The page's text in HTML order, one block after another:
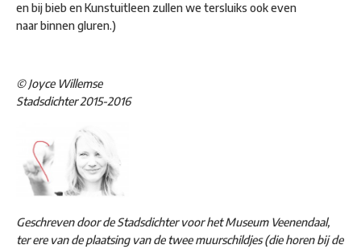
en bij bieb en Kunstuitleen zullen we tersluiks ook even
naar binnen gluren.)
© Joyce Willemse
Stadsdichter 2015-2016
Geschreven door de Stadsdichter voor het Museum Veenendaal,
ter ere van de plaatsing van de twee muurschildjes (die horen bij de